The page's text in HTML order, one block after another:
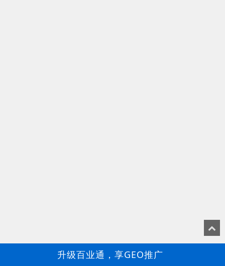
升级百业通，享GEO推广